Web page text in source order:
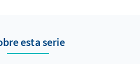
Elemente, die auch
durchsetzbar sein sollten.
esta serie